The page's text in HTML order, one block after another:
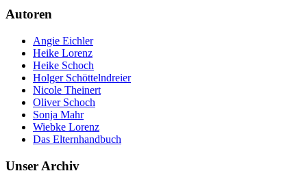
Autoren
Angie Eichler
Heike Lorenz
Heike Schoch
Holger Schöttelndreier
Nicole Theinert
Oliver Schoch
Sonja Mahr
Wiebke Lorenz
Das Elternhandbuch
Unser Archiv